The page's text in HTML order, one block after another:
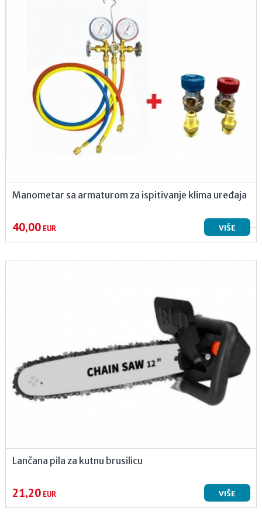
Manometar sa armaturom za ispitivanje klima uređaja
40,00EUR VIŠE
Lančana pila za kutnu brusilicu
21,20EUR VIŠE